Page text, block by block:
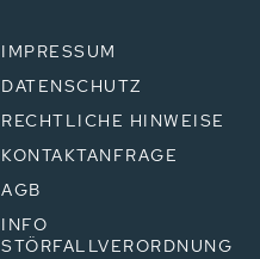
IMPRESSUM
DATENSCHUTZ
RECHTLICHE HINWEISE
KONTAKTANFRAGE
AGB
INFO
STÖRFALLVERORDNUNG